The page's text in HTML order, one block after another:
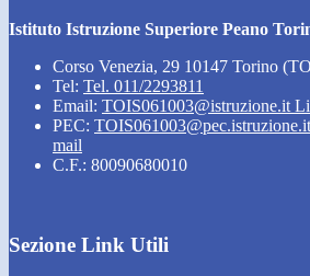
Istituto Istruzione Superiore Peano
Corso Venezia, 29 10147 Torino
Tel: Tel. 011/2293811
Email: TOIS061003@istruzione.it
PEC: TOIS061003@pec.istruzione.it
mail
C.F.: 80090680010
Sezione Link Utili